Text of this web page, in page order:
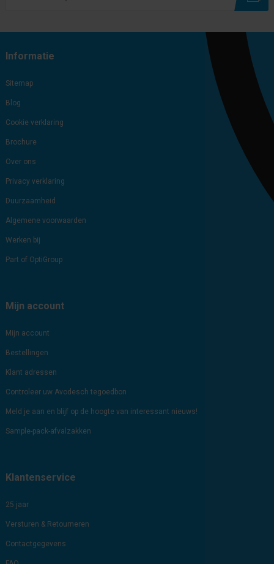
Informatie
Sitemap
Blog
Cookie verklaring
Brochure
Over ons
Privacy verklaring
Duurzaamheid
Algemene voorwaarden
Werken bij
Part of OptiGroup
Mijn account
Mijn account
Bestellingen
Klant adressen
Controleer uw Avodesch tegoedbon
Meld je aan en blijf op de hoogte van interessant nieuws!
Sample-pack-afvalzakken
Klantenservice
25 jaar
Versturen & Retourneren
Contactgegevens